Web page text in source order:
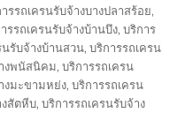
รรถเครนรับจ้างบางปลาสร้อย,
รรถเครนรับจ้างบ้านบึง,บริการ
นรับจ้างบ้านสวน,บริการรถเครน
งพนัสนิคม,บริการรถเครน
งมะขามหย่ง,บริการรถเครน
งสัตหีบ,บริการรถเครนรับจ้าง